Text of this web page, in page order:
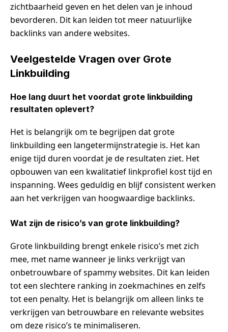
zichtbaarheid geven en het delen van je inhoud
bevorderen. Dit kan leiden tot meer natuurlijke
backlinks van andere websites.
Veelgestelde Vragen over Grote
Linkbuilding
Hoe lang duurt het voordat grote linkbuilding
resultaten oplevert?
Het is belangrijk om te begrijpen dat grote
linkbuilding een langetermijnstrategie is. Het kan
enige tijd duren voordat je de resultaten ziet. Het
opbouwen van een kwalitatief linkprofiel kost tijd en
inspanning. Wees geduldig en blijf consistent werken
aan het verkrijgen van hoogwaardige backlinks.
Wat zijn de risico’s van grote linkbuilding?
Grote linkbuilding brengt enkele risico’s met zich
mee, met name wanneer je links verkrijgt van
onbetrouwbare of spammy websites. Dit kan leiden
tot een slechtere ranking in zoekmachines en zelfs
tot een penalty. Het is belangrijk om alleen links te
verkrijgen van betrouwbare en relevante websites
om deze risico’s te minimaliseren.